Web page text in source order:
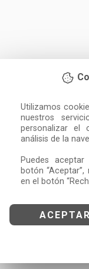
Utilizamos
nuestros
personalizar el
análisis de la
Puedes
botón
en el botón
ACEPTAR